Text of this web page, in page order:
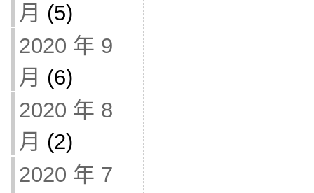
月 (5)
2020 年 9
月 (6)
2020 年 8
月 (2)
2020 年 7